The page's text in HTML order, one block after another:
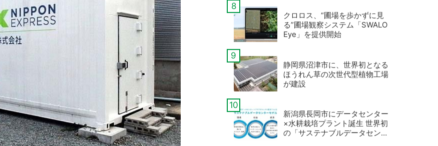
クロロス、“圃場を歩かずに見
る”圃場観察システム「SWALO
Eye」を提供開始
静岡県沼津市に、世界初となる
ほうれん草の次世代型植物工場
が建設
新潟県長岡市にデータセンター
×水耕栽培プラント誕生 世界初
の「サステナブルデータセンタ